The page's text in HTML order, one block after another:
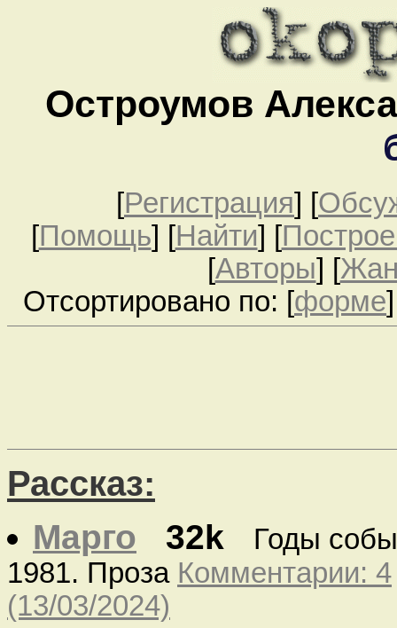
Остроумов
[Регистрация] [
[Помощь] [Найти] [
[Авторы] [
Отсортировано по: [форме
Рассказ:
Марго 32k
Годы
1981. Проза Комментарии: 4
(13/03/2024)